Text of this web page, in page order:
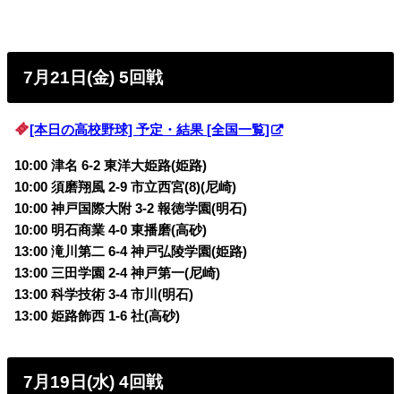
7月21日(金) 5回戦
[本日の高校野球] 予定・結果 [全国一覧]
10:00 津名 6-2 東洋大姫路(姫路)
10:00 須磨翔風 2-9 市立西宮(8)(尼崎)
10:00 神戸国際大附 3-2 報徳学園(明石)
10:00 明石商業 4-0 東播磨(高砂)
13:00 滝川第二 6-4 神戸弘陵学園(姫路)
13:00 三田学園 2-4 神戸第一(尼崎)
13:00 科学技術 3-4 市川(明石)
13:00 姫路飾西 1-6 社(高砂)
7月19日(水) 4回戦